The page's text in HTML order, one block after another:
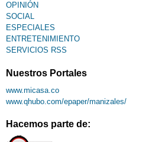
OPINIÓN
SOCIAL
ESPECIALES
ENTRETENIMIENTO
SERVICIOS RSS
Nuestros Portales
www.micasa.co
www.qhubo.com/epaper/manizales/
Hacemos parte de: